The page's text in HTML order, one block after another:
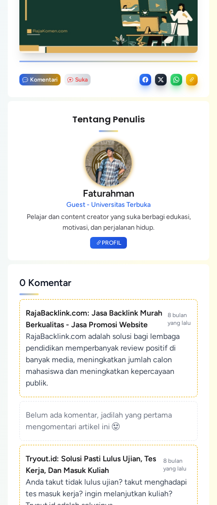
Komentari Suka
Tentang Penulis
Faturahman
Guest - Universitas Terbuka
Pelajar dan content creator yang suka berbagi edukasi,
motivasi, dan perjalanan hidup.
PROFIL
0 Komentar
RajaBacklink.com: Jasa Backlink Murah
Berkualitas - Jasa Promosi Website
8 bulan
yang lalu
RajaBacklink.com adalah solusi bagi lembaga
pendidikan memperbanyak review positif di
banyak media, meningkatkan jumlah calon
mahasiswa dan meningkatkan kepercayaan
publik.
Belum ada komentar, jadilah yang pertama
mengomentari artikel ini
Tryout.id: Solusi Pasti Lulus Ujian, Tes
Kerja, Dan Masuk Kuliah
8 bulan
yang lalu
Anda takut tidak lulus ujian? takut menghadapi
tes masuk kerja? ingin melanjutkan kuliah?